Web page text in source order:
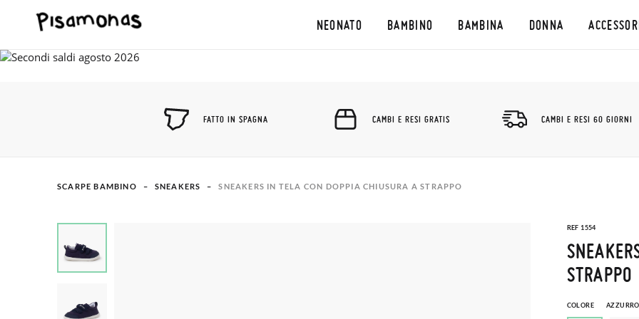
NEONATO BAMBINO BAMBINA DONNA
FATTO IN SPAGNA CAMBI E RESI GRATIS CAMBI E RESI 60 GIORNI
SCARPE BAMBINO SNEAKERS SNEAKERS IN TELA CON DOPPIA CHIUSURA A STRAPPO
REF 1554
STRAPPO
COLORE AZZURRO